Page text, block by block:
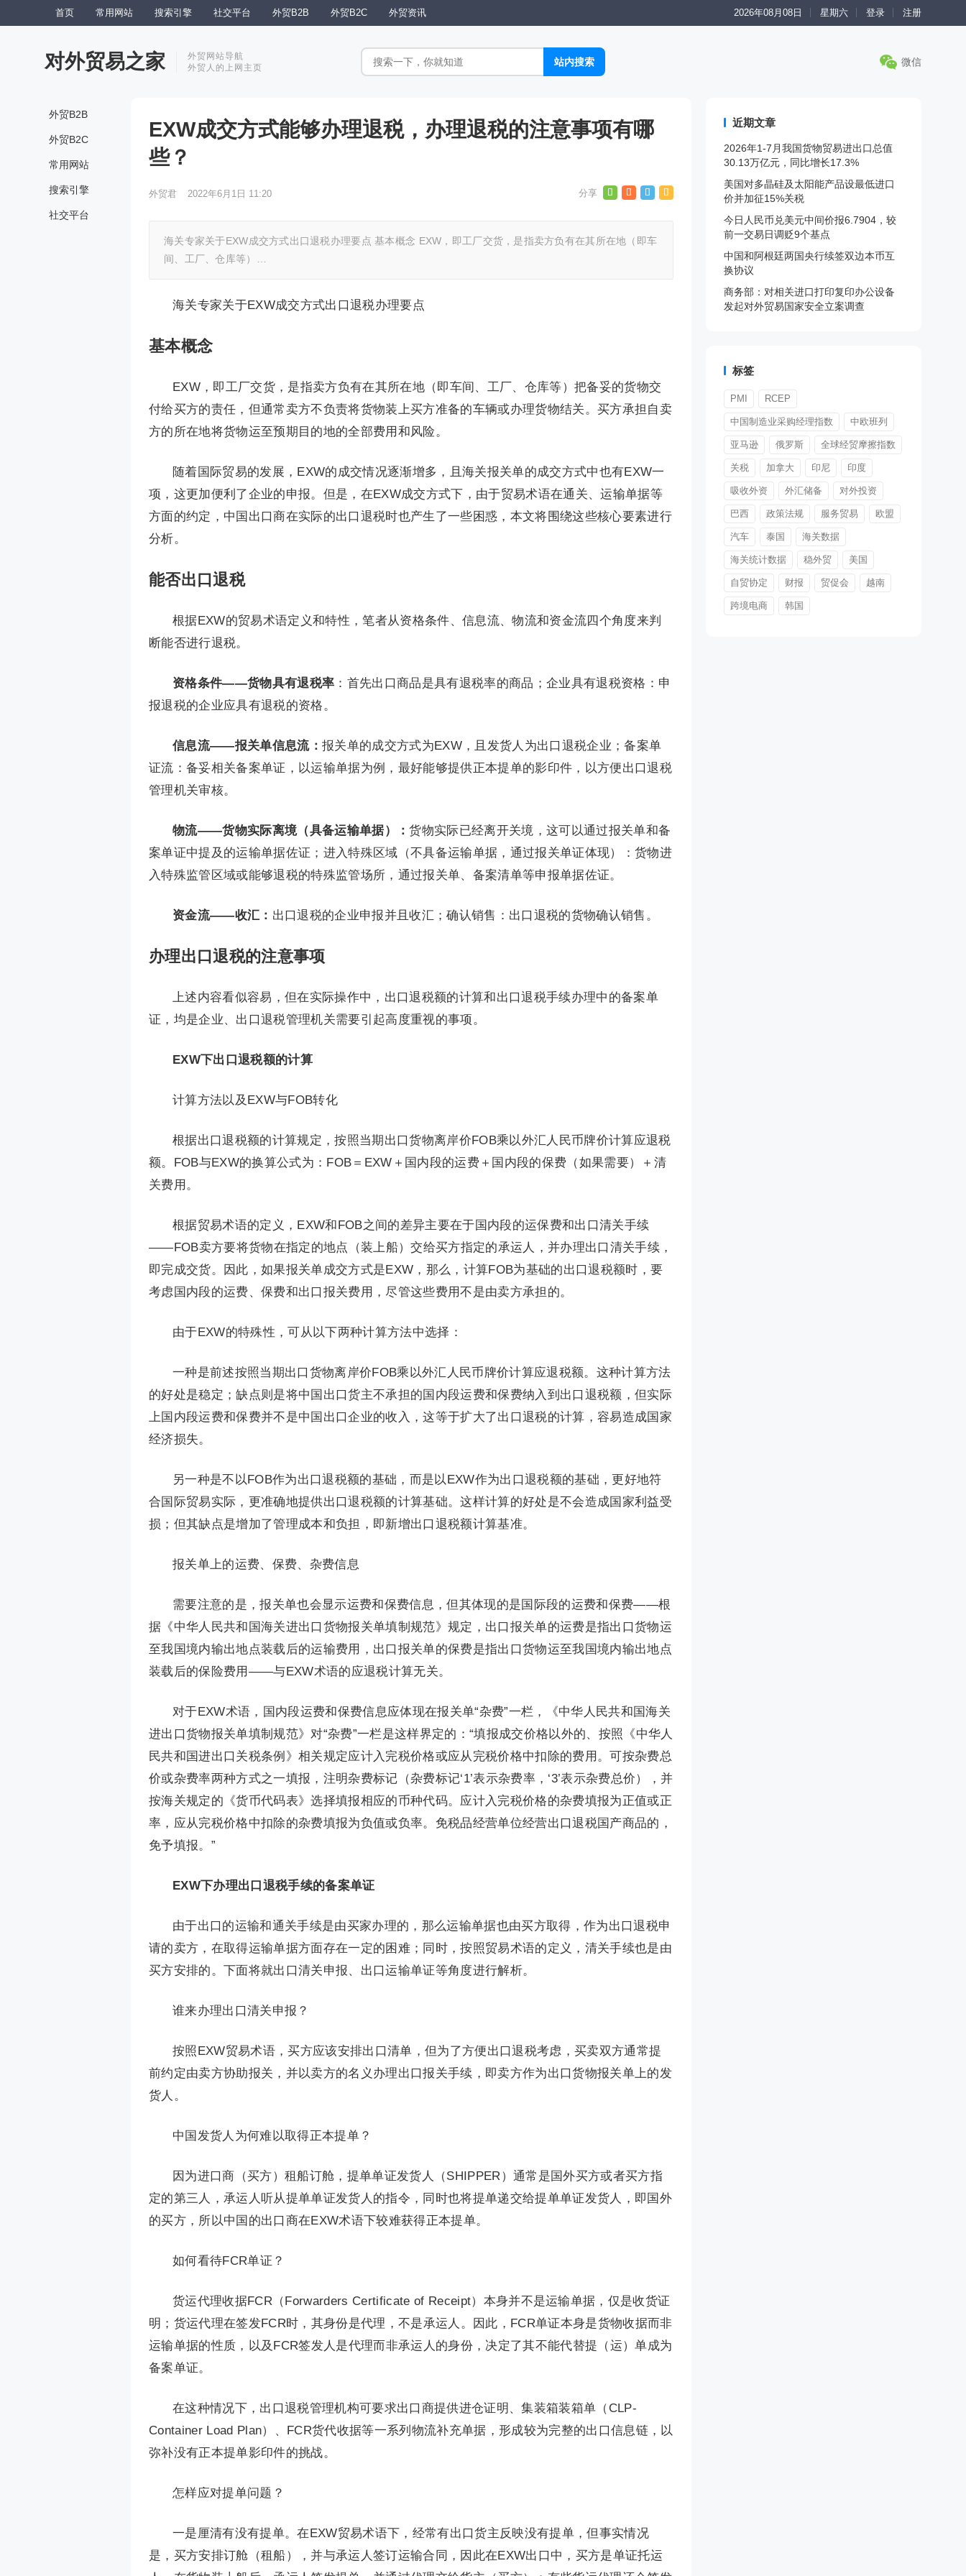
首页 常用网站 搜索引擎 社交平台 外贸B2B 外贸B2C 外贸资讯 2026年08月08日 星期六 登录 注册
对外贸易之家
外贸网站导航
外贸人的上网主页
微信
外贸B2B
外贸B2C
常用网站
搜索引擎
社交平台
EXW成交方式能够办理退税，办理退税的注意事项有哪
些？
外贸君 2022年6月1日 11:20
海关专家关于EXW成交方式出口退税办理要点 基本概念 EXW，即工厂交货，是指卖方负有在其所在地（即车
间、工厂、仓库等）…
海关专家关于EXW成交方式出口退税办理要点
基本概念
EXW，即工厂交货，是指卖方负有在其所在地（即车间、工厂、仓库等）把备妥的货物交
付给买方的责任，但通常卖方不负责将货物装上买方准备的车辆或办理货物结关。买方承担自卖
方的所在地将货物运至预期目的地的全部费用和风险。
随着国际贸易的发展，EXW的成交情况逐渐增多，且海关报关单的成交方式中也有EXW一
项，这更加便利了企业的申报。但是，在EXW成交方式下，由于贸易术语在通关、运输单据等
方面的约定，中国出口商在实际的出口退税时也产生了一些困惑，本文将围绕这些核心要素进行
分析。
能否出口退税
根据EXW的贸易术语定义和特性，笔者从资格条件、信息流、物流和资金流四个角度来判
断能否进行退税。
资格条件——货物具有退税率 ：首先出口商品是具有退税率的商品；企业具有退税资格：申
报退税的企业应具有退税的资格。
信息流——报关单信息流： 报关单的成交方式为EXW，且发货人为出口退税企业；备案单
证流：备妥相关备案单证，以运输单据为例，最好能够提供正本提单的影印件，以方便出口退税
管理机关审核。
物流——货物实际离境（具备运输单据）：货物实际已经离开关境，这可以通过报关单和备
案单证中提及的运输单据佐证；进入特殊区域（不具备运输单据，通过报关单证体现）：货物进
入特殊监管区域或能够退税的特殊监管场所，通过报关单、备案清单等申报单据佐证。
资金流——收汇： 出口退税的企业申报并且收汇；确认销售：出口退税的货物确认销售。
办理出口退税的注意事项
上述内容看似容易，但在实际操作中，出口退税额的计算和出口退税手续办理中的备案单
证，均是企业、出口退税管理机关需要引起高度重视的事项。
EXW下出口退税额的计算
计算方法以及EXW与FOB转化
根据出口退税额的计算规定，按照当期出口货物离岸价FOB乘以外汇人民币牌价计算应退税
额。FOB与EXW的换算公式为：FOB＝EXW＋国内段的运费＋国内段的保费（如果需要）＋清
关费用。
根据贸易术语的定义，EXW和FOB之间的差异主要在于国内段的运保费和出口清关手续
——FOB卖方要将货物在指定的地点（装上船）交给买方指定的承运人，并办理出口清关手续，
即完成交货。因此，如果报关单成交方式是EXW，那么，计算FOB为基础的出口退税额时，要
考虑国内段的运费、保费和出口报关费用，尽管这些费用不是由卖方承担的。
由于EXW的特殊性，可从以下两种计算方法中选择：
一种是前述按照当期出口货物离岸价FOB乘以外汇人民币牌价计算应退税额。这种计算方法
的好处是稳定；缺点则是将中国出口货主不承担的国内段运费和保费纳入到出口退税额，但实际
上国内段运费和保费并不是中国出口企业的收入，这等于扩大了出口退税的计算，容易造成国家
经济损失。
另一种是不以FOB作为出口退税额的基础，而是以EXW作为出口退税额的基础，更好地符
合国际贸易实际，更准确地提供出口退税额的计算基础。这样计算的好处是不会造成国家利益受
损；但其缺点是增加了管理成本和负担，即新增出口退税额计算基准。
报关单上的运费、保费、杂费信息
需要注意的是，报关单也会显示运费和保费信息，但其体现的是国际段的运费和保费——根
据《中华人民共和国海关进出口货物报关单填制规范》规定，出口报关单的运费是指出口货物运
至我国境内输出地点装载后的运输费用，出口报关单的保费是指出口货物运至我国境内输出地点
装载后的保险费用——与EXW术语的应退税计算无关。
对于EXW术语，国内段运费和保费信息应体现在报关单“杂费”一栏，《中华人民共和国海关
进出口货物报关单填制规范》对“杂费”一栏是这样界定的：“填报成交价格以外的、按照《中华人
民共和国进出口关税条例》相关规定应计入完税价格或应从完税价格中扣除的费用。可按杂费总
价或杂费率两种方式之一填报，注明杂费标记（杂费标记‘1’表示杂费率，‘3’表示杂费总价），并
按海关规定的《货币代码表》选择填报相应的币种代码。应计入完税价格的杂费填报为正值或正
率，应从完税价格中扣除的杂费填报为负值或负率。免税品经营单位经营出口退税国产商品的，
免予填报。”
EXW下办理出口退税手续的备案单证
由于出口的运输和通关手续是由买家办理的，那么运输单据也由买方取得，作为出口退税申
请的卖方，在取得运输单据方面存在一定的困难；同时，按照贸易术语的定义，清关手续也是由
买方安排的。下面将就出口清关申报、出口运输单证等角度进行解析。
谁来办理出口清关申报？
按照EXW贸易术语，买方应该安排出口清单，但为了方便出口退税考虑，买卖双方通常提
前约定由卖方协助报关，并以卖方的名义办理出口报关手续，即卖方作为出口货物报关单上的发
货人。
中国发货人为何难以取得正本提单？
因为进口商（买方）租船订舱，提单单证发货人（SHIPPER）通常是国外买方或者买方指
定的第三人，承运人听从提单单证发货人的指令，同时也将提单递交给提单单证发货人，即国外
的买方，所以中国的出口商在EXW术语下较难获得正本提单。
如何看待FCR单证？
货运代理收据FCR（Forwarders Certificate of Receipt）本身并不是运输单据，仅是收货证
明；货运代理在签发FCR时，其身份是代理，不是承运人。因此，FCR单证本身是货物收据而非
运输单据的性质，以及FCR签发人是代理而非承运人的身份，决定了其不能代替提（运）单成为
备案单证。
在这种情况下，出口退税管理机构可要求出口商提供进仓证明、集装箱装箱单（CLP-
Container Load Plan）、FCR货代收据等一系列物流补充单据，形成较为完整的出口信息链，以
弥补没有正本提单影印件的挑战。
怎样应对提单问题？
一是厘清有没有提单。在EXW贸易术语下，经常有出口货主反映没有提单，但事实情况
是，买方安排订舱（租船），并与承运人签订运输合同，因此在EXW出口中，买方是单证托运
近期文章
2026年1-7月我国货物贸易进出口总值
30.13万亿元，同比增长17.3%
美国对多晶硅及太阳能产品设最低进口
价并加征15%关税
今日人民币兑美元中间价报6.7904，较
前一交易日调贬9个基点
中国和阿根廷两国央行续签双边本币互
换协议
商务部：对相关进口打印复印办公设备
发起对外贸易国家安全立案调查
标签
PMI RCEP
中国制造业采购经理指数 中欧班列
亚马逊 俄罗斯 全球经贸摩擦指数
关税 加拿大 印尼 印度
吸收外资 外汇储备 对外投资
巴西 政策法规 服务贸易 欧盟
汽车 泰国 海关数据
海关统计数据 稳外贸 美国
自贸协定 财报 贸促会 越南
跨境电商 韩国